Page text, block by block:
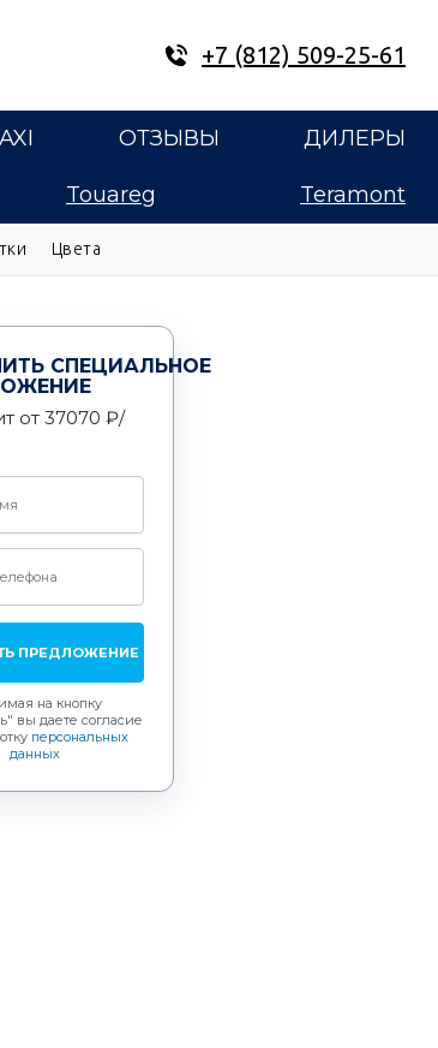
+7 (812) 509-25-61
ОТЗЫВЫ ДИЛЕРЫ
Touareg Teramont
Цвета
СПЕЦИАЛЬНОЕ
от 37070 ₽/
ПРЕДЛОЖЕНИЕ
на кнопку
вы даете согласие
персональных
данных